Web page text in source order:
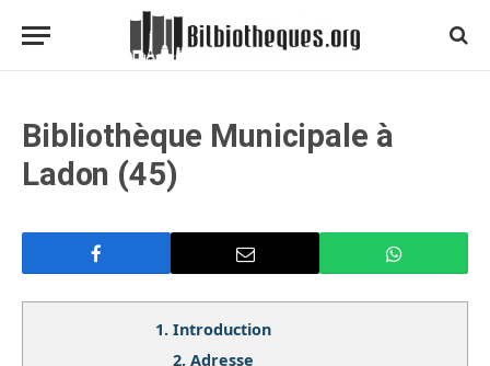
Bibliothèque Municipale à
Ladon (45)
1. Introduction
2. Adresse